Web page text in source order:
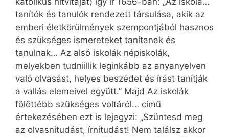
tanítók és tanulók rendezett társulása, akik az
emberi életkörülmények szempontjából hasznos
és szükséges ismereteket tanítanak és
tanulnak… Az alsó iskolák népiskolák,
melyekben tudniillik leginkább az anyanyelven
való olvasást, helyes beszédet és írást tanítják
a vallás elemeivel együtt.” Majd Az iskolák
fölöttébb szükséges voltáról… című
értekezésében ezt is lejegyzi: „Szüntesd meg
az olvasnitudást, írnitudást! Nem találsz akkor